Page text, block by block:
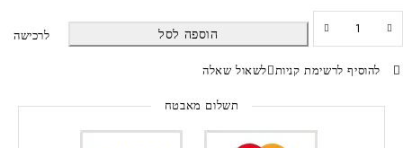
הוספה לסל לרכישה
להוסיף לרשימת קניות לשאול שאלה
תשלום מאבטח